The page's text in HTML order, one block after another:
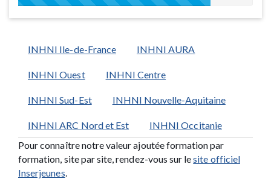
INHNI Ile-de-France INHNI AURA
INHNI Ouest INHNI Centre
INHNI Sud-Est INHNI Nouvelle-Aquitaine
INHNI ARC Nord et Est
INHNI Occitanie
Pour connaître notre valeur ajoutée formation par
formation, site par site, rendez-vous sur lesite officiel
Inserjeunes.